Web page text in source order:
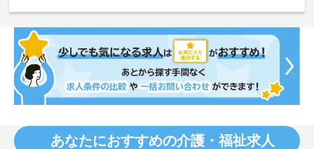
あなたにおすすめの介護・福祉求人